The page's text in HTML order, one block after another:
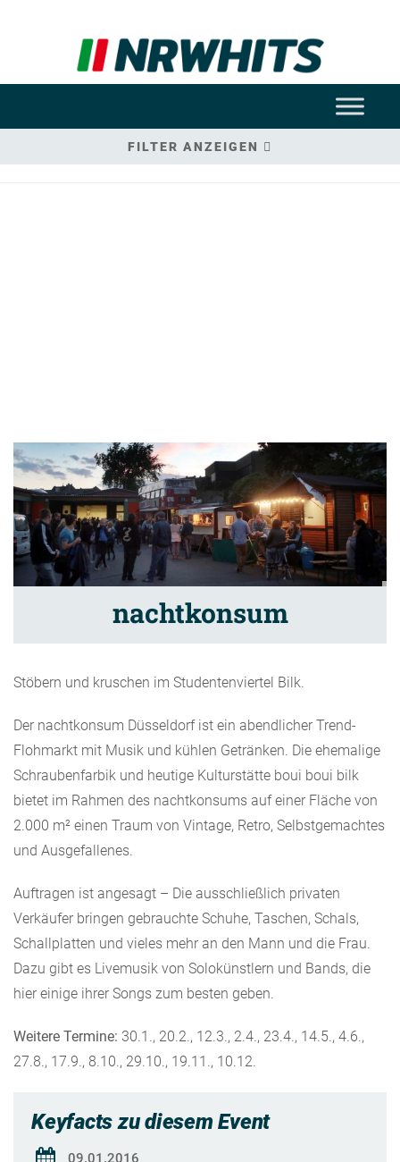
FILTER ANZEIGEN
nachtkonsum
Stöbern und kruschen im Studentenviertel Bilk.
Der nachtkonsum Düsseldorf ist ein abendlicher Trend-
Flohmarkt mit Musik und kühlen Getränken. Die ehemalige
Schraubenfarbik und heutige Kulturstätte boui boui bilk
bietet im Rahmen des nachtkonsums auf einer Fläche von
2.000 m² einen Traum von Vintage, Retro, Selbstgemachtes
und Ausgefallenes.
Auftragen ist angesagt – Die ausschließlich privaten
Verkäufer bringen gebrauchte Schuhe, Taschen, Schals,
Schallplatten und vieles mehr an den Mann und die Frau.
Dazu gibt es Livemusik von Solokünstlern und Bands, die
hier einige ihrer Songs zum besten geben.
Weitere Termine: 30.1., 20.2., 12.3., 2.4., 23.4., 14.5., 4.6.,
27.8., 17.9., 8.10., 29.10., 19.11., 10.12.
Keyfacts zu diesem Event
09.01.2016